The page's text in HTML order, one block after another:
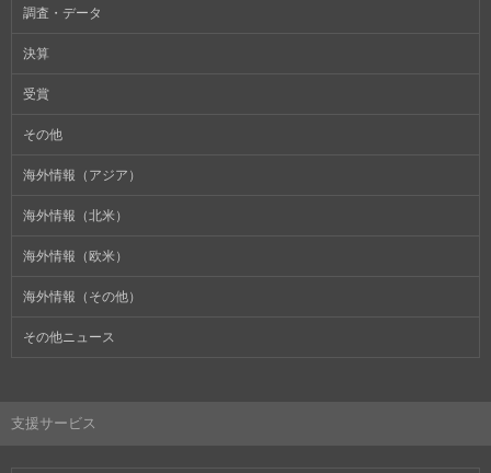
調査・データ
決算
受賞
その他
海外情報（アジア）
海外情報（北米）
海外情報（欧米）
海外情報（その他）
その他ニュース
支援サービス